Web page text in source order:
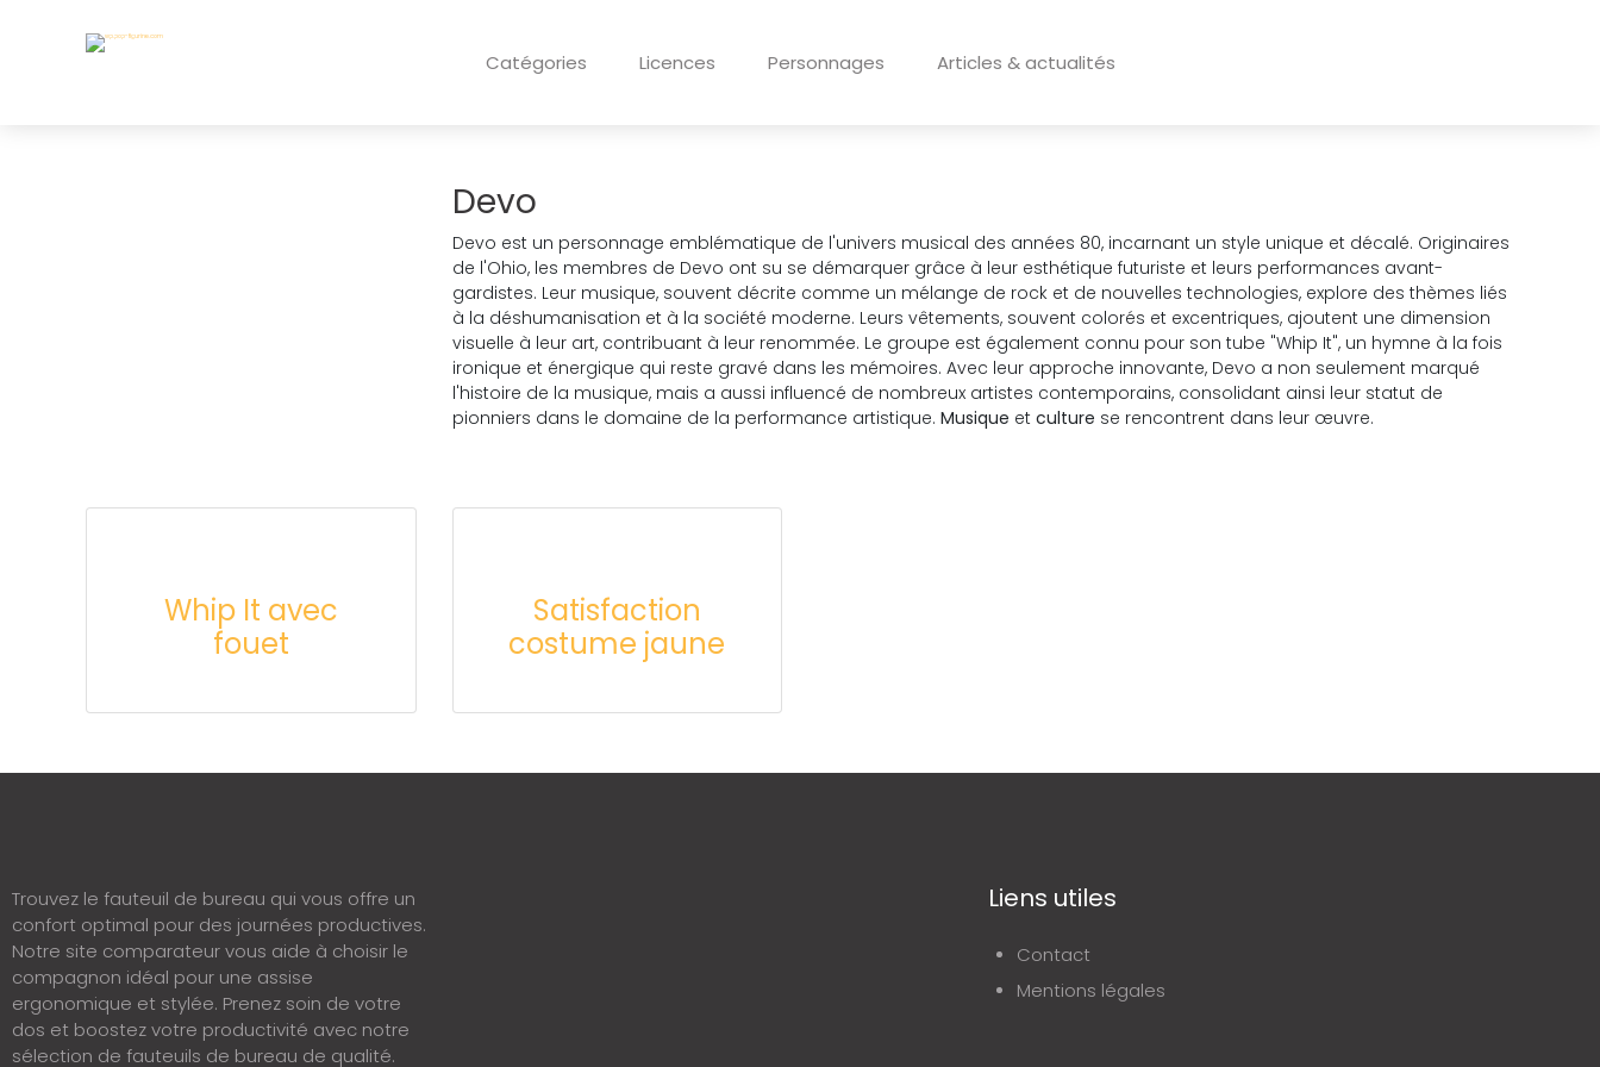
Catégories Licences Personnages Articles & actualités
Devo
Devo est un personnage emblématique de l'univers musical des années 80, incarnant un style unique et décalé. Originaires
de l'Ohio, les membres de Devo ont su se démarquer grâce à leur esthétique futuriste et leurs performances avant-
gardistes. Leur musique, souvent décrite comme un mélange de rock et de nouvelles technologies, explore des thèmes liés
à la déshumanisation et à la société moderne. Leurs vêtements, souvent colorés et excentriques, ajoutent une dimension
visuelle à leur art, contribuant à leur renommée. Le groupe est également connu pour son tube "Whip It", un hymne à la fois
ironique et énergique qui reste gravé dans les mémoires. Avec leur approche innovante, Devo a non seulement marqué
l'histoire de la musique, mais a aussi influencé de nombreux artistes contemporains, consolidant ainsi leur statut de
pionniers dans le domaine de la performance artistique. Musique et culture se rencontrent dans leur œuvre.
Whip It avec
fouet
Satisfaction
costume jaune
Trouvez le fauteuil de bureau qui vous offre un
confort optimal pour des journées productives.
Notre site comparateur vous aide à choisir le
compagnon idéal pour une assise
ergonomique et stylée. Prenez soin de votre
dos et boostez votre productivité avec notre
sélection de fauteuils de bureau de qualité.
Liens utiles
Contact
Mentions légales